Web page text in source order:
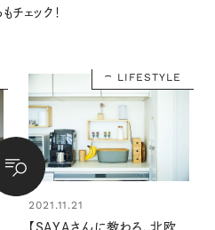
チェック！
LIFESTYLE
2021.11.21
【SAYAさんに教わる、北欧